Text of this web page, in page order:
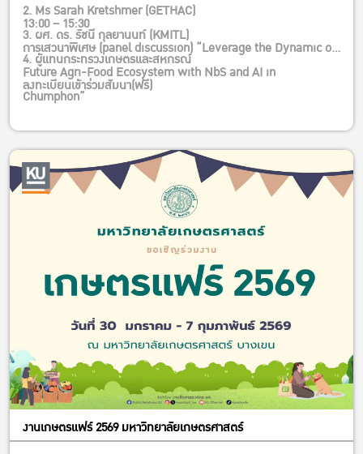
2. Ms Sarah Kretshmer (GETHAC)
3. ผศ. ดร. รัชนี กุลยานนท์ (KMITL)
4. ผู้แทนกระทรวงเกษตรและสหกรณ์
13:00 – 15:30
การเสวนาพิเศษ (panel discussion) “Leverage the Dynamic of
Future Agri-Food Ecosystem with NbS and AI in
Chumphon”
– รศ. ดร. ลำแพน ขวัญพูล (สจล)
– รศ. ดร. ศรัญ ดวงสุวรรณ (สจล วิทยาเขตชุมพรเขตรอุดมศักดิ์)
– นพดล ไพรวัลย์ (สมาคมส่งเสริมดิจิตอลเพื่อการเกษตรและ
– ศรัณย์ สุขประวิทย์ (หอการค้าจังหวัดชุมพร)
– ผู้แทนเครือข่ายเกษตรกรชุมพร
ลงทะเบียนเข้าร่วมสัมนา(ฟรี)
งานเกษตรแฟร์ 2569 มหาวิทยาลัยเกษตรศาสตร์